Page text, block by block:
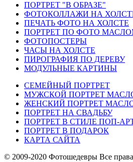
ПОРТРЕТ "В ОБРАЗЕ"
ФОТОКОЛЛАЖИ НА
ПЕЧАТЬ ФОТО НА ХОЛСТЕ
ПОРТРЕТ ПО ФОТО
ФОТОПОСТЕРЫ
ЧАСЫ НА ХОЛСТЕ
ПИРОГРАФИЯ ПО ДЕРЕВУ
МОДУЛЬНЫЕ КАРТИНЫ
СЕМЕЙНЫЙ ПОРТРЕТ
МУЖСКОЙ ПОРТРЕТ
ЖЕНСКИЙ ПОРТРЕТ
ПОРТРЕТ НА СВАДЬБУ
ПОРТРЕТ В СТИЛЕ ПОП-
ПОРТРЕТ В ПОДАРОК
КАРТА САЙТА
© 2009-2020 Фотошедевры Все